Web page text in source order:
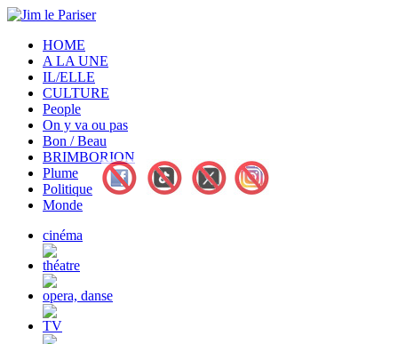
HOME
A LA UNE
IL/ELLE
CULTURE
People
On y va ou pas
Bon / Beau
BRIMBORION
Plume
Politique
Monde
cinéma
théatre
opera, danse
TV